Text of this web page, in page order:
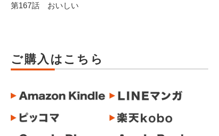
第167話 おいしい
ご購入はこちら